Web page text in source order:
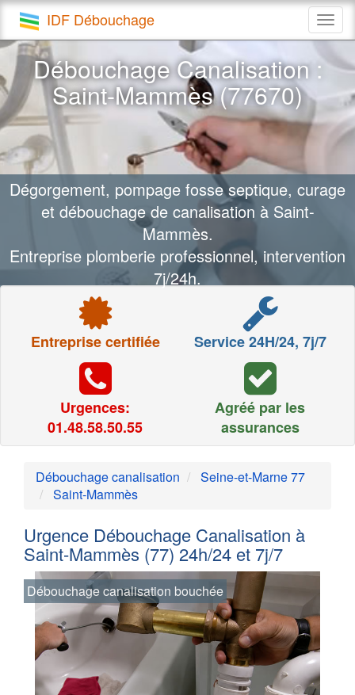
IDF Débouchage
Débouchage Canalisation :
Saint-Mammès (77670)
Dégorgement, pompage fosse septique, curage
et débouchage de canalisation à Saint-
Mammès.
Entreprise plomberie professionnel, intervention
7j/24h.
Entreprise certifiée Service 24H/24, 7j/7
Urgences:
01.48.58.50.55
Agréé par les
assurances
Débouchage canalisation
Seine-et-Marne 77
Saint-Mammès
Urgence Débouchage Canalisation à
Saint-Mammès (77) 24h/24 et 7j/7
Débouchage canalisation bouchée